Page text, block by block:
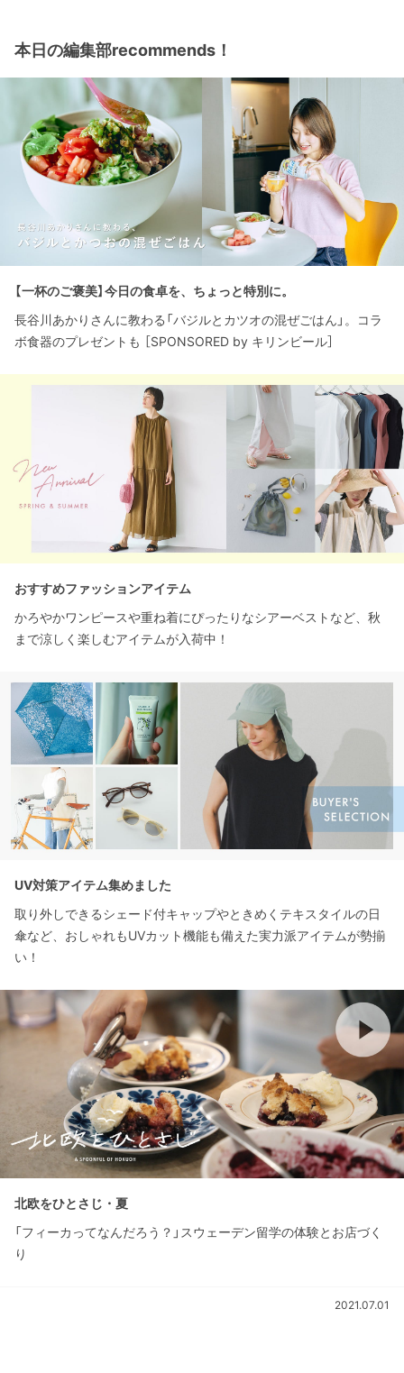
本日の編集部recommends！
【一杯のご褒美】今日の食卓を、ちょっと特別に。
長谷川あかりさんに教わる「バジルとカツオの混ぜごはん」。コラ
ボ食器のプレゼントも ［SPONSORED by キリンビール］
おすすめファッションアイテム
かろやかワンピースや重ね着にぴったりなシアーベストなど、秋
まで涼しく楽しむアイテムが入荷中！
UV対策アイテム集めました
取り外しできるシェード付キャップやときめくテキスタイルの日
傘など、おしゃれもUVカット機能も備えた実力派アイテムが勢揃
い！
北欧をひとさじ・夏
「フィーカってなんだろう？」スウェーデン留学の体験とお店づく
り
2021.07.01